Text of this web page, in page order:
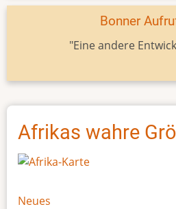
Bonner
"Eine andere
Afrikas wahre
Neues